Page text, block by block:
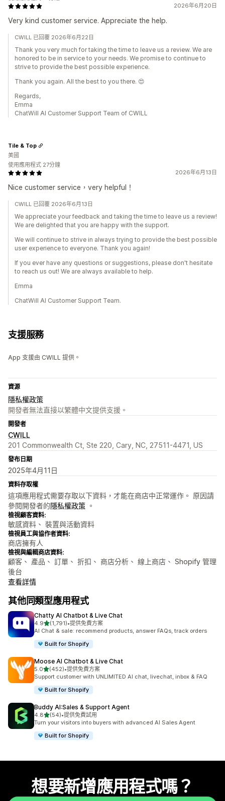
2026年6月20日
Very kind customer service. Appreciate the help.
CWILL 已回覆 2026年6月22日
Thank you very much for taking the time to leave us a review. We are
honored to be in service to your needs. We promise to continue to
strive to provide the best possible experience.
Thank you again. All the best to you there. 😍
Regards,
Emma
ChatWill AI Customer Support Team of CWILL
2026年6月13日
Nice customer service，very helpful！
Tile & Top
美國
使用應用程式 27分鐘
CWILL 已回覆 2026年6月13日
We appreciate your feedback and taking the time to leave us a review!
We are delighted that you are happy with the support.
We will continue to strive in always trying to provide the best possible
user experience to everyone. Thank you again!
If you ever have any questions or suggestions, please don't hesitate
to reach us out! We are always available to help.
Emma
ChatWill AI Customer Support Team.
支援服務
App 支援由 CWILL 提供。
資源
隱私權政策
開發者無法直接以繁體中文提供支援。
開發者
CWILL
201 Commonwealth Ct, Ste 220, Cary, NC, 27511-4471, US
發布日期
2025年4月11日
資料存取權
這項應用程式需要存取以下資料，才能在商店中正常運作。 原因請
參閱開發者的隱私權政策 。
檢視顧客資料:
敏感資料、 裝置與活動資料
檢視員工與協作者資料:
商店擁有人
檢視與編輯商店資料:
顧客、 產品、 訂單、 折扣、 商店分析、 線上商店、 Shopify 管理
後台
查看詳情
其他同類型應用程式
Chatty AI Chatbot & Live Chat
4.9滿分 5 顆星
(1,791)
共有 1791 則評價
•提供免費方案
AI Chat & sale: recommend products, answer FAQs, track orders
Built for Shopify
Moose AI Chatbot & Live Chat
5.0滿分 5 顆星
(452)
共有 452 則評價
•提供免費方案
Support customer with UNLIMITED AI chat, livechat, inbox & FAQ
Built for Shopify
Buddy AI:Sales & Support Agent
4.8滿分 5 顆星
(54)
共有 54 則評價
•提供免費試用
Turn your visitors into buyers with advanced AI Sales Agent
Built for Shopify
想要新增應用程式嗎？